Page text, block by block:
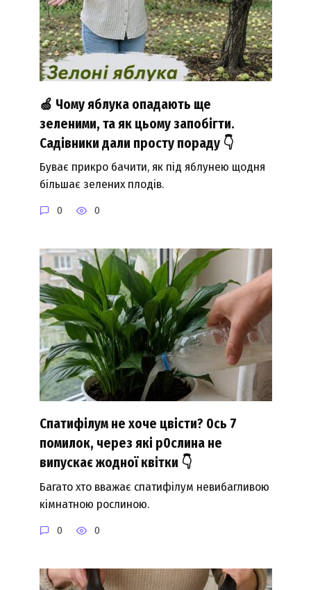
🍏 Чому яблука опадають ще
зеленими, та як цьому запобігти.
Садівники дали просту пораду 👇
Буває прикро бачити, як під яблунею щодня
більшає зелених плодів.
0 0
Спатифілум не хоче цвісти? 0сь 7
помилок, через які р0слина не
випускає жодної квітки 👇
Багато хто вважає спатифілум невибагливою
кімнатною рослиною.
0 0